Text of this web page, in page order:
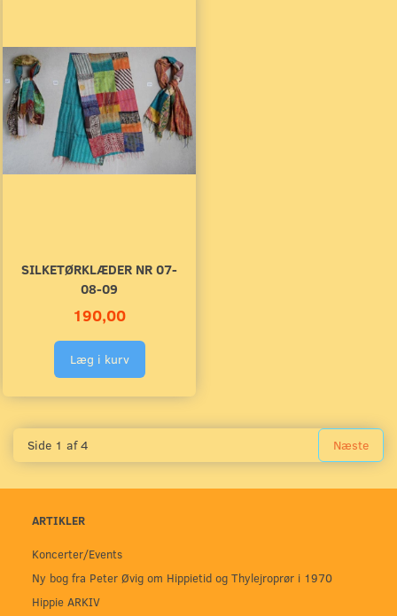
SILKETØRKLÆDER NR 07-
08-09
190,00
Læg i kurv
Side 1 af 4 Næste
ARTIKLER
Koncerter/Events
Ny bog fra Peter Øvig om Hippietid og Thylejroprør i 1970
Hippie ARKIV